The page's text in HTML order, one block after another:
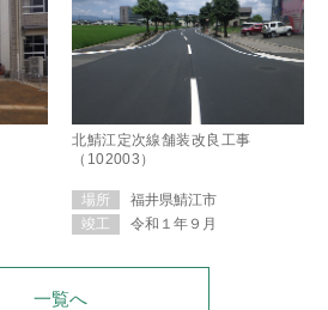
北鯖江定次線舗装改良工事
（102003）
場所
福井県鯖江市
竣工
令和１年９月
一覧へ